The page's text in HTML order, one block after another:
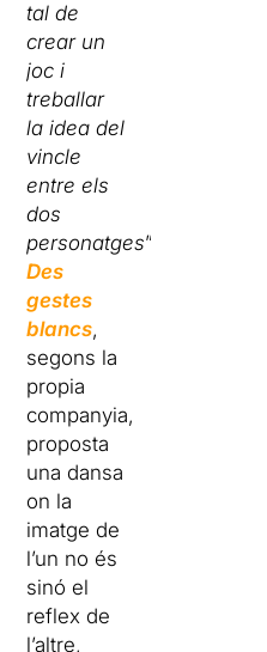
tal de
crear un
joc i
treballar
la idea del
vincle
entre els
dos
personatges”.
Des
gestes
blancs,
segons la
propia
companyia,
proposta
una dansa
on la
imatge de
l’un no és
sinó el
reflex de
l’altre,